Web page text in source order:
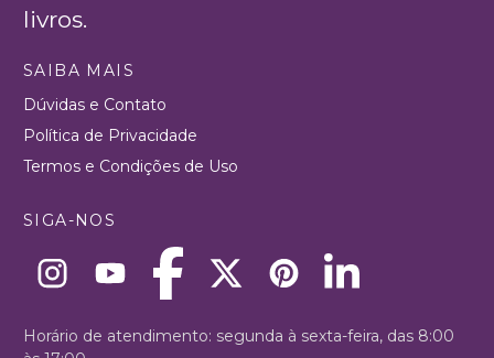
livros.
SAIBA MAIS
Dúvidas e Contato
Política de Privacidade
Termos e Condições de Uso
SIGA-NOS
Horário de atendimento: segunda à sexta-feira, das 8:00